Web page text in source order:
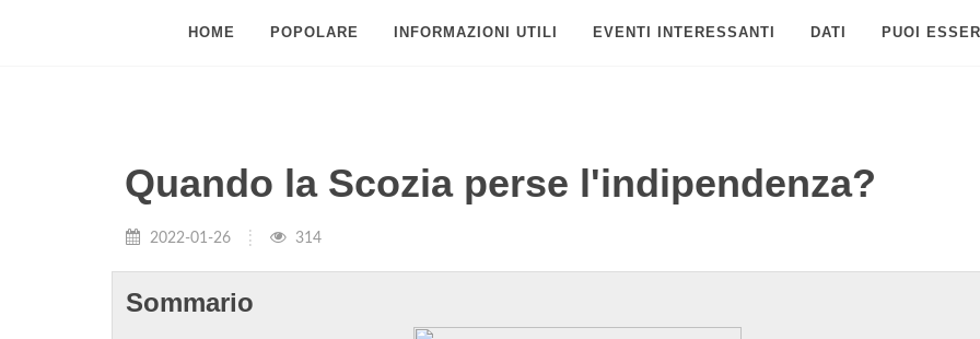
HOME POPOLARE INFORMAZIONI UTILI EVENTI INTERESSANTI DATI PUOI
Quando la Scozia perse l'indipendenza?
2022-01-26 314
Sommario